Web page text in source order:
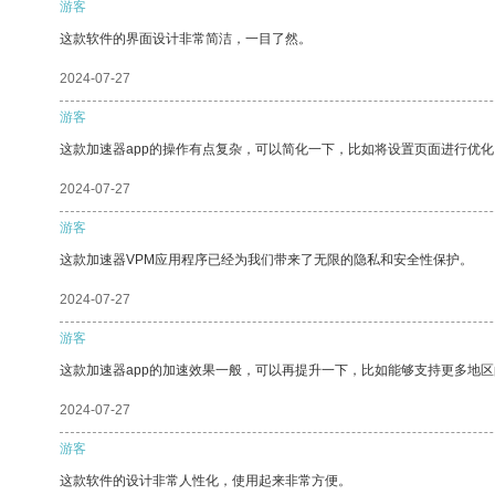
游客
这款软件的界面设计非常简洁，一目了然。
2024-07-27
游客
这款加速器app的操作有点复杂，可以简化一下，比如将设置页面进行优化
2024-07-27
游客
这款加速器VPM应用程序已经为我们带来了无限的隐私和安全性保护。
2024-07-27
游客
这款加速器app的加速效果一般，可以再提升一下，比如能够支持更多地区
2024-07-27
游客
这款软件的设计非常人性化，使用起来非常方便。